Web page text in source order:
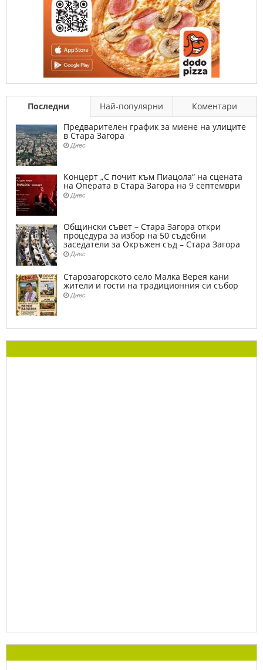
Последни Най-популярни
Коментари
Предварителен график за миене на улиците
в Стара Загора
Днес
Концерт „С почит към Пиацола“ на сцената
на Операта в Стара Загора на 9 септември
Днес
Общински съвет – Стара Загора откри
процедура за избор на 50 съдебни
заседатели за Окръжен съд – Стара Загора
Днес
Старозагорското село Малка Верея кани
жители и гости на традиционния си събор
Днес